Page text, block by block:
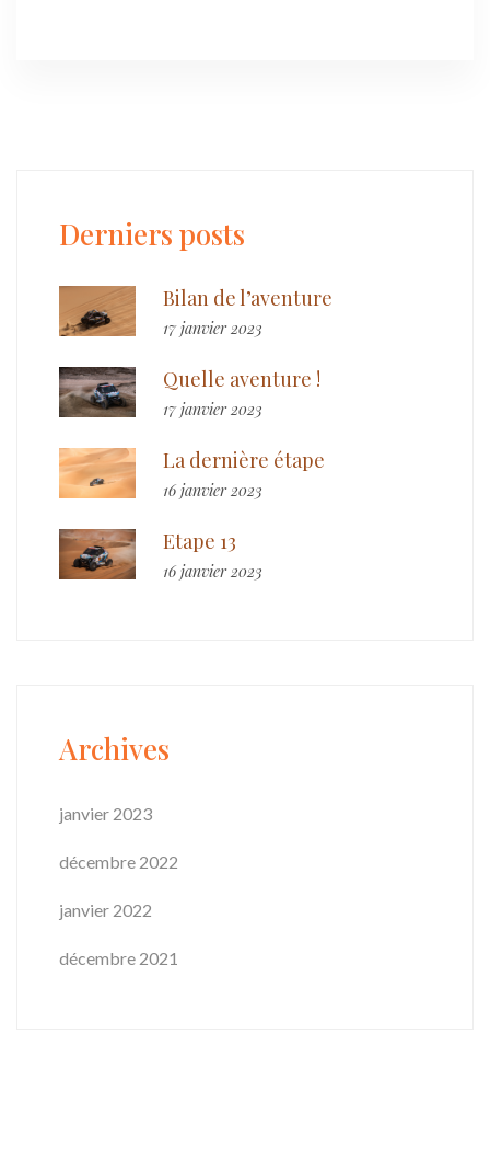
Derniers posts
Bilan de l’aventure
17 janvier 2023
Quelle aventure !
17 janvier 2023
La dernière étape
16 janvier 2023
Etape 13
16 janvier 2023
Archives
janvier 2023
décembre 2022
janvier 2022
décembre 2021